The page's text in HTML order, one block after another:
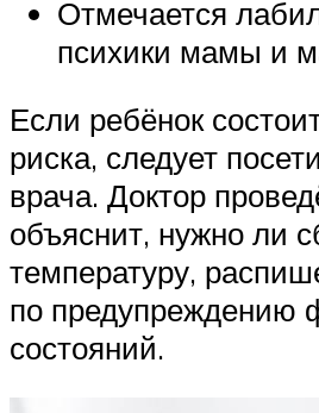
Отмечается
психики мамы и
Если ребёнок
риска, следует
врача. Доктор
объяснит, нужно ли
температуру,
по предупреждению
состояний.